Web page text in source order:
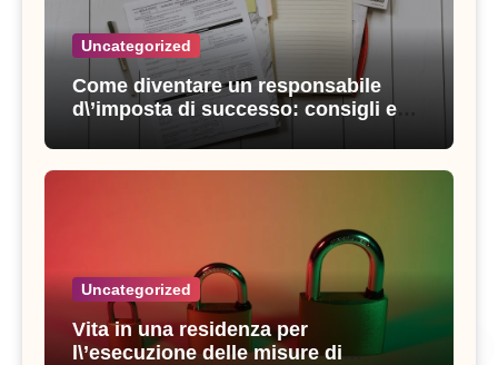
Uncategorized
Come diventare un responsabile
d\’imposta di successo: consigli e
strategie vincenti
Uncategorized
Vita in una residenza per
l\’esecuzione delle misure di